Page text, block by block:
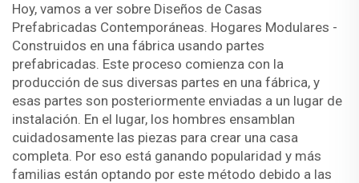
Hoy, vamos a ver sobre Diseños de Casas
Prefabricadas Contemporáneas. Hogares Modulares -
Construidos en una fábrica usando partes
prefabricadas. Este proceso comienza con la
producción de sus diversas partes en una fábrica, y
esas partes son posteriormente enviadas a un lugar de
instalación. En el lugar, los hombres ensamblan
cuidadosamente las piezas para crear una casa
completa. Por eso está ganando popularidad y más
familias están optando por este método debido a las